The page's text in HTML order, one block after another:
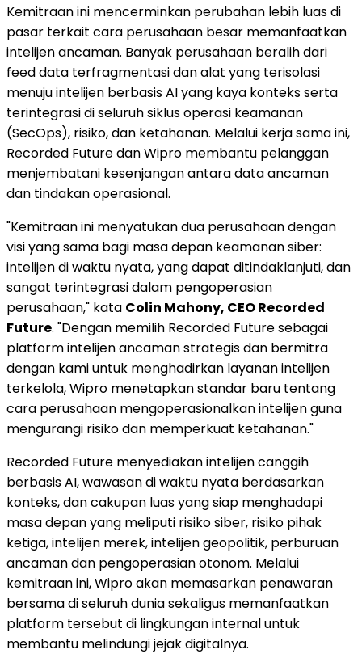
Kemitraan ini mencerminkan perubahan lebih luas di
pasar terkait cara perusahaan besar memanfaatkan
intelijen ancaman. Banyak perusahaan beralih dari
feed data terfragmentasi dan alat yang terisolasi
menuju intelijen berbasis AI yang kaya konteks serta
terintegrasi di seluruh siklus operasi keamanan
(SecOps), risiko, dan ketahanan. Melalui kerja sama ini,
Recorded Future dan Wipro membantu pelanggan
menjembatani kesenjangan antara data ancaman
dan tindakan operasional.
"Kemitraan ini menyatukan dua perusahaan dengan
visi yang sama bagi masa depan keamanan siber:
intelijen di waktu nyata, yang dapat ditindaklanjuti, dan
sangat terintegrasi dalam pengoperasian
perusahaan," kata Colin Mahony, CEO Recorded
Future. "Dengan memilih Recorded Future sebagai
platform intelijen ancaman strategis dan bermitra
dengan kami untuk menghadirkan layanan intelijen
terkelola, Wipro menetapkan standar baru tentang
cara perusahaan mengoperasionalkan intelijen guna
mengurangi risiko dan memperkuat ketahanan."
Recorded Future menyediakan intelijen canggih
berbasis AI, wawasan di waktu nyata berdasarkan
konteks, dan cakupan luas yang siap menghadapi
masa depan yang meliputi risiko siber, risiko pihak
ketiga, intelijen merek, intelijen geopolitik, perburuan
ancaman dan pengoperasian otonom. Melalui
kemitraan ini, Wipro akan memasarkan penawaran
bersama di seluruh dunia sekaligus memanfaatkan
platform tersebut di lingkungan internal untuk
membantu melindungi jejak digitalnya.